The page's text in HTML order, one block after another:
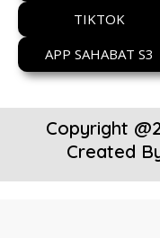
TIKTOK
APP SAHABAT S3
Copyright
Created